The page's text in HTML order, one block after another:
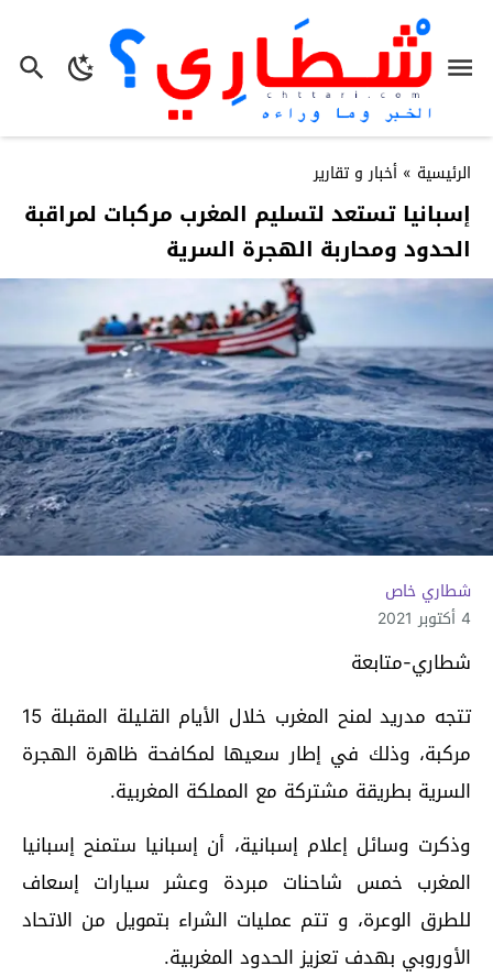
الرئيسية » أخبار و تقارير
إسبانيا تستعد لتسليم المغرب مركبات لمراقبة
الحدود ومحاربة الهجرة السرية
شطاري خاص
4 أكتوبر 2021
شطاري-متابعة
تتجه مدريد لمنح المغرب خلال الأيام القليلة المقبلة 15
مركبة، وذلك في إطار سعيها لمكافحة ظاهرة الهجرة
السرية بطريقة مشتركة مع المملكة المغربية.
وذكرت وسائل إعلام إسبانية، أن إسبانيا ستمنح إسبانيا
المغرب خمس شاحنات مبردة وعشر سيارات إسعاف
للطرق الوعرة، و تتم عمليات الشراء بتمويل من الاتحاد
الأوروبي بهدف تعزيز الحدود المغربية.